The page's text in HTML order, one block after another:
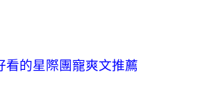
看的星際團寵爽文推薦